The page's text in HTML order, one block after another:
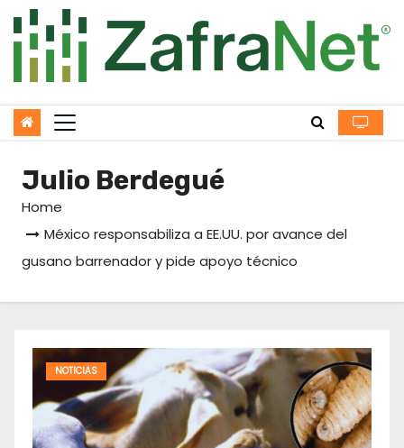
to
content
Julio Berdegué
Home
México responsabiliza a EE.UU. por avance del
gusano barrenador y pide apoyo técnico
NOTICIAS